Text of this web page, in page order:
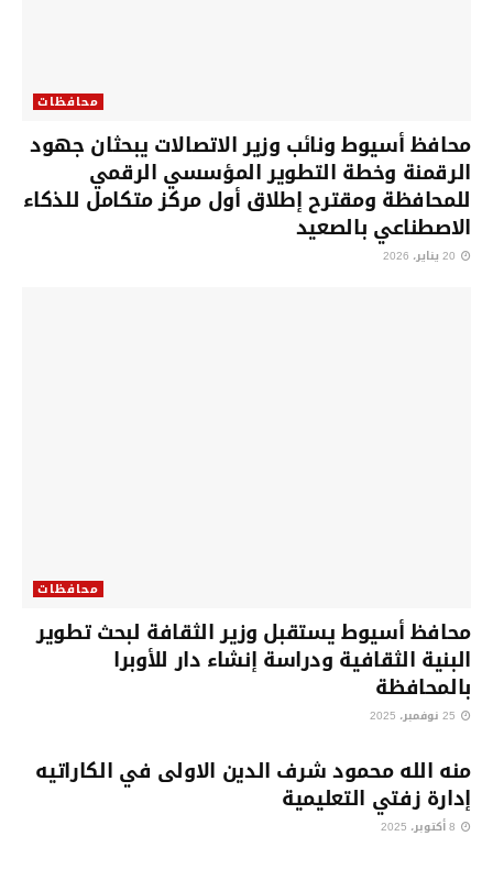
محافظات
محافظ أسيوط ونائب وزير الاتصالات يبحثان جهود
الرقمنة وخطة التطوير المؤسسي الرقمي
للمحافظة ومقترح إطلاق أول مركز متكامل للذكاء
الاصطناعي بالصعيد
محافظات
محافظ أسيوط يستقبل وزير الثقافة لبحث تطوير
البنية الثقافية ودراسة إنشاء دار للأوبرا
بالمحافظة
منه الله محمود شرف الدين الاولى في الكاراتيه
إدارة زفتي التعليمية